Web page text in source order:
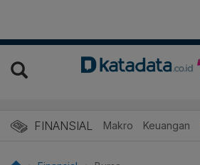
FINANSIAL Makro Keuangan